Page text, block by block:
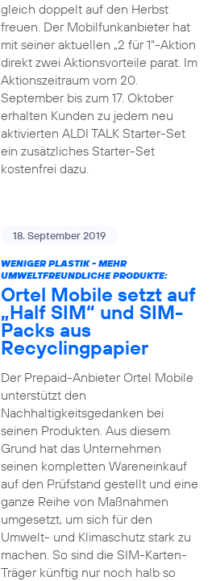
gleich doppelt auf den Herbst
freuen. Der Mobilfunkanbieter hat
mit seiner aktuellen „2 für 1“-Aktion
direkt zwei Aktionsvorteile parat. Im
Aktionszeitraum vom 20.
September bis zum 17. Oktober
erhalten Kunden zu jedem neu
aktivierten ALDI TALK Starter-Set
ein zusätzliches Starter-Set
kostenfrei dazu.
18. September 2019
WENIGER PLASTIK - MEHR
UMWELTFREUNDLICHE PRODUKTE:
Ortel Mobile setzt auf
„Half SIM“ und SIM-
Packs aus
Recyclingpapier
Der Prepaid-Anbieter Ortel Mobile
unterstützt den
Nachhaltigkeitsgedanken bei
seinen Produkten. Aus diesem
Grund hat das Unternehmen
seinen kompletten Wareneinkauf
auf den Prüfstand gestellt und eine
ganze Reihe von Maßnahmen
umgesetzt, um sich für den
Umwelt- und Klimaschutz stark zu
machen. So sind die SIM-Karten-
Träger künftig nur noch halb so